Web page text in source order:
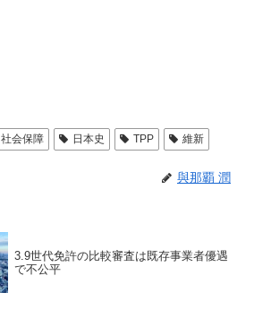
社会保障 日本史 TPP 維新
與那覇 潤
3.9世代免許の比較審査は既存事業者優遇
で不公平